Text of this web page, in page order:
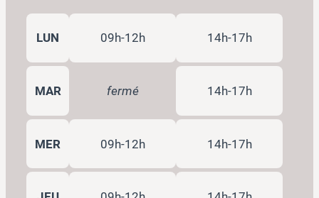
LUN 09h-12h 14h-17h
MAR fermé 14h-17h
MER 09h-12h 14h-17h